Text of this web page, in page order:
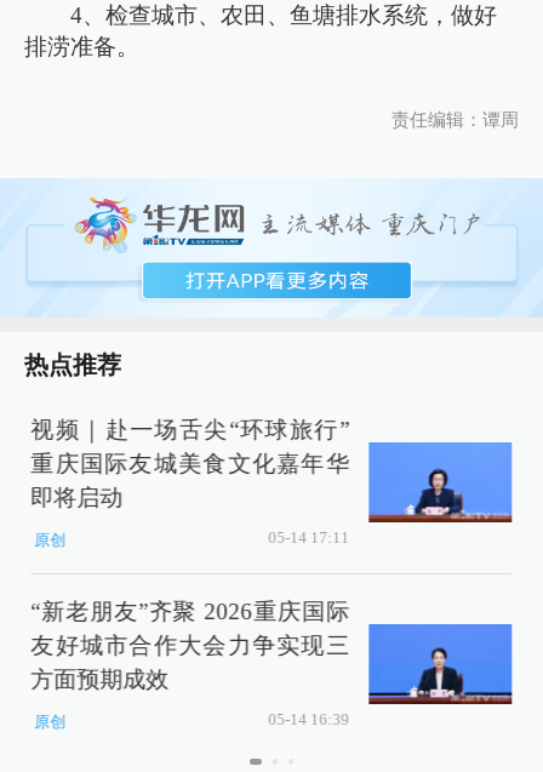
4、检查城市、农田、鱼塘排水系统，做好
排涝准备。
责任编辑：谭周
热点推荐
视频｜赴一场舌尖“环球旅行”
重庆国际友城美食文化嘉年华
即将启动
原创 05-14 17:11
“新老朋友”齐聚 2026重庆国际
友好城市合作大会力争实现三
方面预期成效
原创 05-14 16:39